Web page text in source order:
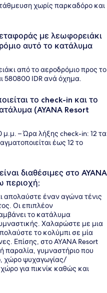
χωρίς παρκαδόρο και
με λεωφορειάκι
αυτό το κατάλυμα
από το αεροδρόμιο προς το
580800 IDR ανά όχημα.
το check-in και το
(AYANA Resort
– Ώρα λήξης check-in: 12 τα
έως 12 το
διαθέσιμες στο AYANA
περιοχή;
απολαύστε έναν αγώνα τένις
Οι επιπλέον
το κατάλυμα
Χαλαρώστε με μια
το κολύμπι σε μία
Επίσης, στο AYANA Resort
παραλία, γυμναστήριο που
χώρο ψυχαγωγίας/
για πικνίκ καθώς και